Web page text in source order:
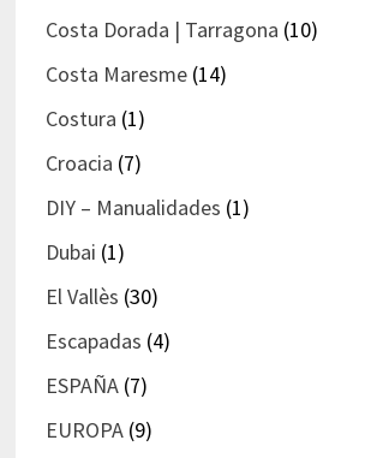
Costa Dorada | Tarragona (10)
Costa Maresme(14)
Costura (1)
Croacia (7)
DIY – Manualidades (1)
Dubai (1)
El Vallès (30)
Escapadas (4)
ESPAÑA(7)
EUROPA(9)